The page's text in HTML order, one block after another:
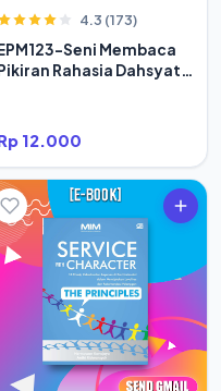
4.3 (173)
Seni Membaca
Rahasia Dahsyat
12.000